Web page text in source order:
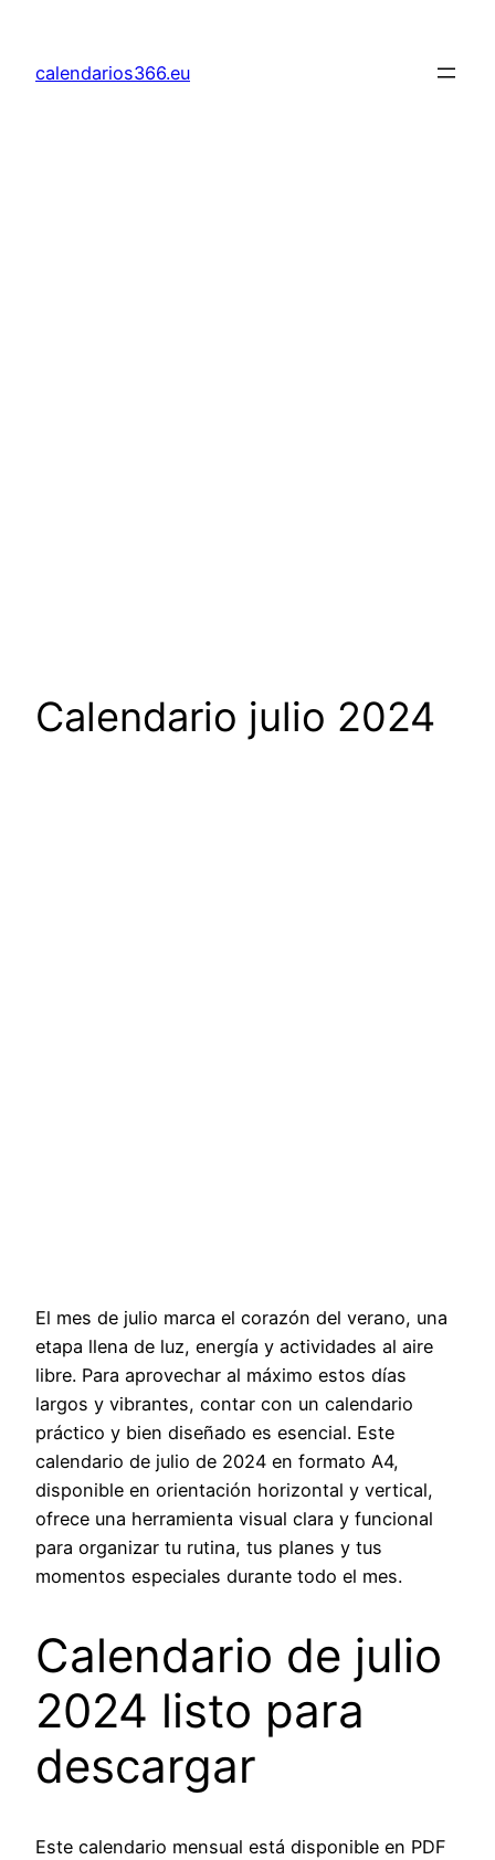
contenido
calendarios366.eu
Calendario julio 2024
El mes de julio marca el corazón del verano, una
etapa llena de luz, energía y actividades al aire
libre. Para aprovechar al máximo estos días
largos y vibrantes, contar con un calendario
práctico y bien diseñado es esencial. Este
calendario de julio de 2024 en formato A4,
disponible en orientación horizontal y vertical,
ofrece una herramienta visual clara y funcional
para organizar tu rutina, tus planes y tus
momentos especiales durante todo el mes.
Calendario de julio
2024 listo para
descargar
Este calendario mensual está disponible en PDF